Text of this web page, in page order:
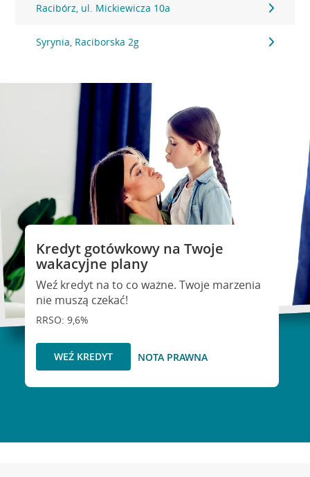
Racibórz, ul. Mickiewicza 10a
Syrynia, Raciborska 2g
Kredyt gotówkowy na Twoje
wakacyjne plany
Weź kredyt na to co ważne. Twoje marzenia
nie muszą czekać!
RRSO: 9,6%
WEŹ KREDYT NOTA PRAWNA